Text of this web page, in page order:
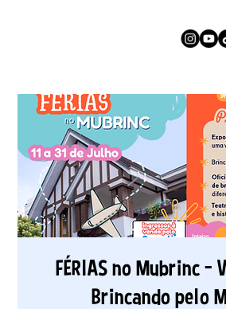
FÉRIAS no Mubrinc -
Brincando pelo